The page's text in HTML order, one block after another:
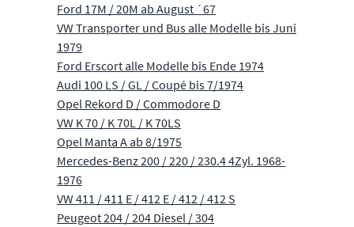
Ford 17M / 20M ab August ´67
VW Transporter und Bus alle Modelle bis Juni
1979
Ford Erscort alle Modelle bis Ende 1974
Audi 100 LS / GL / Coupé bis 7/1974
Opel Rekord D / Commodore D
VW K 70 / K 70L / K 70LS
Opel Manta A ab 8/1975
Mercedes-Benz 200 / 220 / 230.4 4Zyl. 1968-
1976
VW 411 / 411 E / 412 E / 412 / 412 S
Peugeot 204 / 204 Diesel / 304